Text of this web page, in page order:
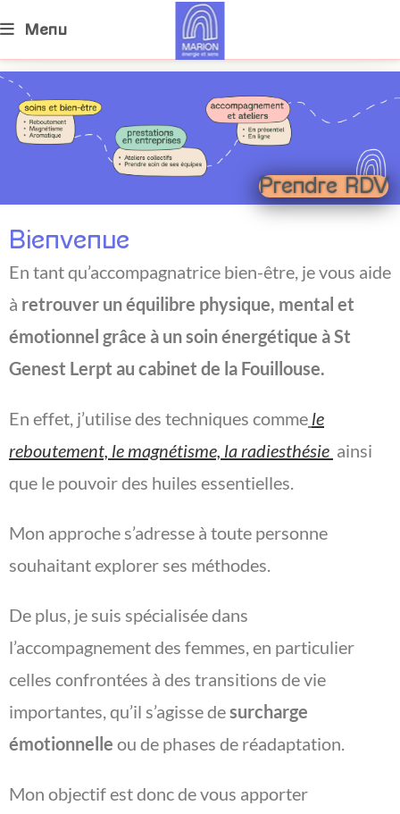
Menu
Prendre RDV
Bienvenue
En tant qu’accompagnatrice bien-être, je vous aide
à retrouver un équilibre physique, mental et
émotionnel grâce à un soin énergétique à St
Genest Lerpt au cabinet de la Fouillouse.
En effet, j’utilise des techniques comme le
reboutement, le magnétisme, la radiesthésie ainsi
que le pouvoir des huiles essentielles.
Mon approche s’adresse à toute personne
souhaitant explorer ses méthodes.
De plus, je suis spécialisée dans
l’accompagnement des femmes, en particulier
celles confrontées à des transitions de vie
importantes, qu’il s’agisse desurcharge
émotionnelle ou de phases de réadaptation.
Mon objectif est donc de vous apporter